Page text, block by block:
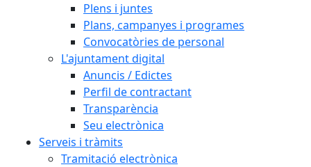
Plens i juntes
Plans, campanyes i programes
Convocatòries de personal
L'ajuntament digital
Anuncis / Edictes
Perfil de contractant
Transparència
Seu electrònica
Serveis i tràmits
Tramitació electrònica